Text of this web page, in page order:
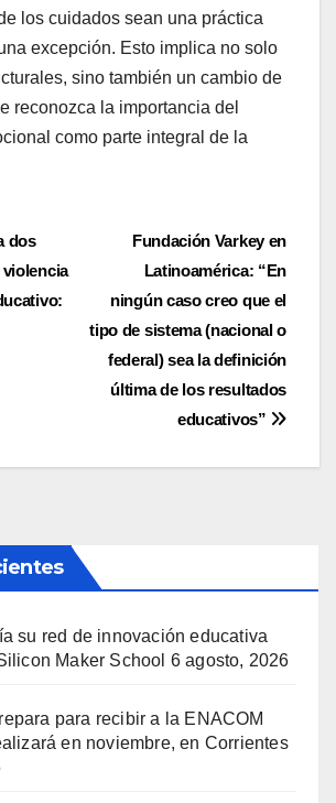
los cuidados sean una práctica
excepción. Esto implica no solo
sino también un cambio de
reconozca la importancia del
como parte integral de la
Fundación Varkey en
Latinoamérica: “En
ningún caso creo que el
tipo de sistema (nacional o
federal) sea la definición
última de los resultados
educativos”
dos
su red de innovación educativa
Maker School 6 agosto, 2026
para recibir a la ENACOM
en noviembre, en Corrientes